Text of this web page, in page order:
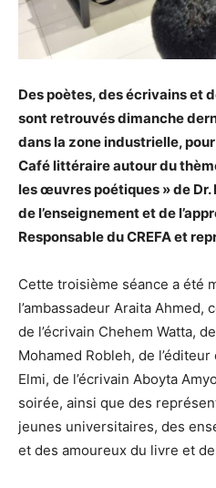
Des poètes, des écrivains et
sont retrouvés dimanche
dans la zone industrielle,
Café littéraire autour du
les œuvres poétiques » de
de l’enseignement et de
Responsable du CREFA et
Cette troisième séance a été
l’ambassadeur Araita Ahmed,
de l’écrivain Chehem Watta,
Mohamed Robleh, de
Elmi, de l’écrivain Aboyta
soirée, ainsi que des
jeunes universitaires, des
et des amoureux du livre et